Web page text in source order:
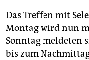
Das Treffen mit
Montag wird nun
Sonntag meldeten
bis zum